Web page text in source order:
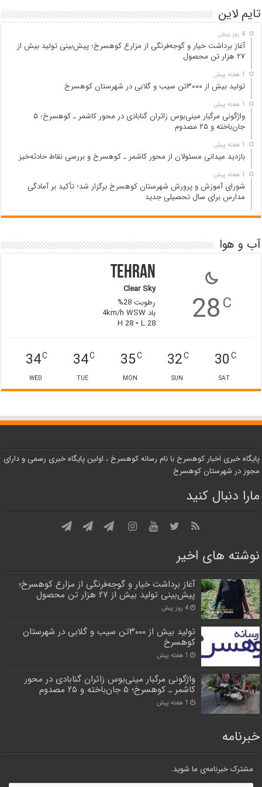
تایم لاین
4 روز پیش
آغاز برداشت خیار و گوجه‌فرنگی از مزارع کوهسرخ؛ پیش‌بینی تولید بیش از
۲۷ هزار تن محصول
1 هفته پیش
تولید بیش از ۳۰۰۰تن سیب و گلابی در شهرستان کوهسرخ
1 هفته پیش
واژگونی مرگبار مینی‌بوس زائران گنابادی در محور کاشمر ـ کوهسرخ؛ ۵
جان‌باخته و ۲۵ مصدوم
1 هفته پیش
بازدید میدانی مسئولان از محور کاشمر ـ کوهسرخ و بررسی نقاط حادثه‌خیز
1 هفته پیش
شورای آموزش و پرورش شهرستان کوهسرخ برگزار شد؛ تأکید بر آمادگی
مدارس برای سال تحصیلی جدید
آب و هوا
28C
Tehran
Clear Sky
رطوبت 28%
باد 4km/h WSW
H 28 • L 28
30C
SAT
32C
SUN
35C
MON
34C
TUE
34C
WED
پایگاه خبری اخبار کوهسرخ با نام رسانه کوهسرخ ، اولین پایگاه خبری رسمی و دارای
مجوز در شهرستان کوهسرخ
مارا دنبال کنید
نوشته های اخیر
آغاز برداشت خیار و گوجه‌فرنگی از مزارع کوهسرخ؛
پیش‌بینی تولید بیش از ۲۷ هزار تن محصول
4 روز پیش
تولید بیش از ۳۰۰۰تن سیب و گلابی در شهرستان
کوهسرخ
1 هفته پیش
واژگونی مرگبار مینی‌بوس زائران گنابادی در محور
کاشمر ـ کوهسرخ؛ ۵ جان‌باخته و ۲۵ مصدوم
1 هفته پیش
خبرنامه
مشترک خبرنامه‌ی ما شوید.